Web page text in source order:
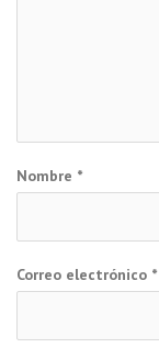
Nombre *
Correo electrónico *